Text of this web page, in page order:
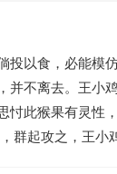
要肥皂啊？” 老
？ ”老狼一听勃
投以食，必能模
并不离去。王小
忖此猴果有灵性
群起攻之，王